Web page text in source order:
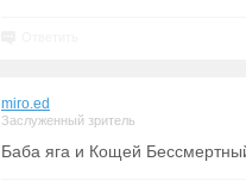
miro.ed
Заслуженный зритель
Баба яга и Кощей